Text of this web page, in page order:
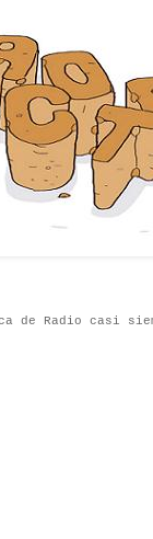
de Radio casi